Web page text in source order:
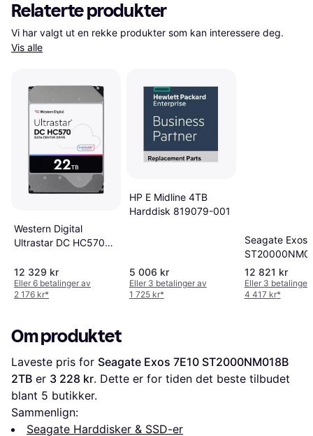
Relaterte produkter
Vis alle
Western Digital
Ultrastar DC HC570
12 329 kr
Eller 6 betalinger av
2 176 kr*
HP E Midline 4TB
Harddisk 819079-001
5 006 kr
Eller 3 betalinger av
1 725 kr*
Seagate Exos
20TB
12 821 kr
Eller 3 betalinger
4 417 kr*
Om produktet
Laveste pris for Seagate Exos 7E10 ST2000NM018B
2TB er 3 228 kr. Dette er for tiden det beste tilbudet
blant 5 butikker.
Sammenlign:
Seagate Harddisker & SSD-er